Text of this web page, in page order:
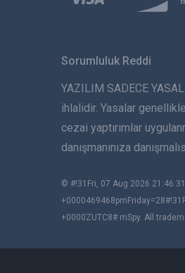
Sorumluluk Reddi
YAZILIM SADECE
ihlalidir. Yasalar
cezai yaptırımlar
danışmanınıza
© #!31Fri, 07 Aug 2026
+0000ZUTC8# mSpy. All